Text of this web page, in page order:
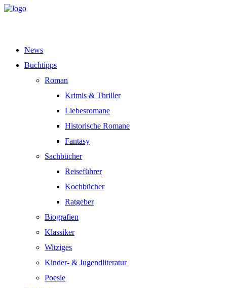
News
Buchtipps
Roman
Krimis & Thriller
Liebesromane
Historische Romane
Fantasy
Sachbücher
Reiseführer
Kochbücher
Ratgeber
Biografien
Klassiker
Witziges
Kinder- & Jugendliteratur
Poesie